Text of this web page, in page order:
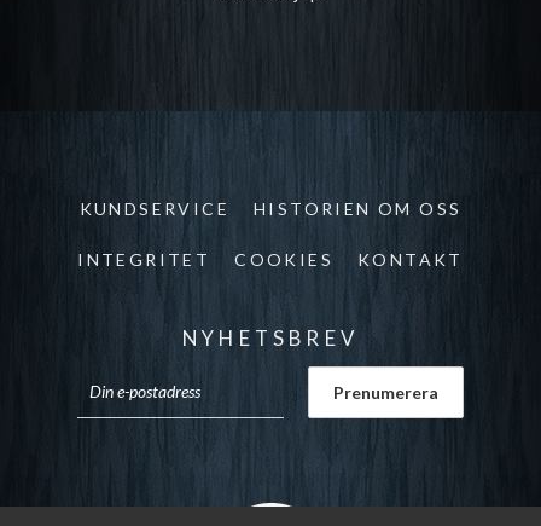
KUNDSERVICE HISTORIEN OM OSS
INTEGRITET COOKIES KONTAKT
NYHETSBREV